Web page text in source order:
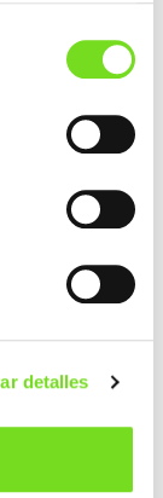
detalles